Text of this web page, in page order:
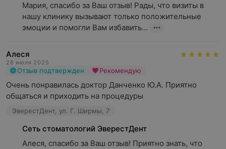
Мария, спасибо за Ваш отзыв! Рады, что визиты в
нашу клинику вызывают только положительные
эмоции и помогли Вам избавить...
Алеся
26 июля 2025
Отзыв подтвержден Рекомендую
Очень понравилась доктор Данченко Ю.А. Приятно
общаться и приходить на процедуры
ЭверестДент, ул. Г. Ширмы, 7
Сеть стоматологий ЭверестДент
Алеся, спасибо за Ваш отзыв! Приятно знать, что